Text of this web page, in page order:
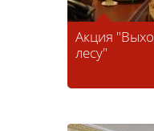
Акция
лесу"